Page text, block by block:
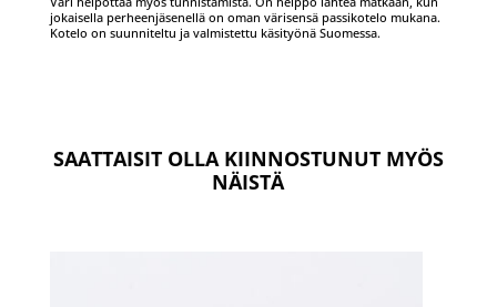
jokaisella perheenjäsenellä on oman värisensä passikotelo mukana.
Kotelo on suunniteltu ja valmistettu käsityönä Suomessa.
SAATTAISIT OLLA KIINNOSTUNUT MYÖS
NÄISTÄ